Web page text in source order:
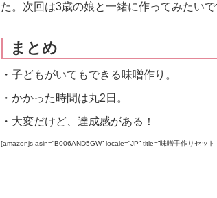
た。次回は3歳の娘と一緒に作ってみたい
まとめ
・子どもがいてもできる味噌作り。
・かかった時間は丸2日。
・大変だけど、達成感がある！
[amazonjs asin=”B006AND5GW” locale=”JP” title=”味噌手作りセット